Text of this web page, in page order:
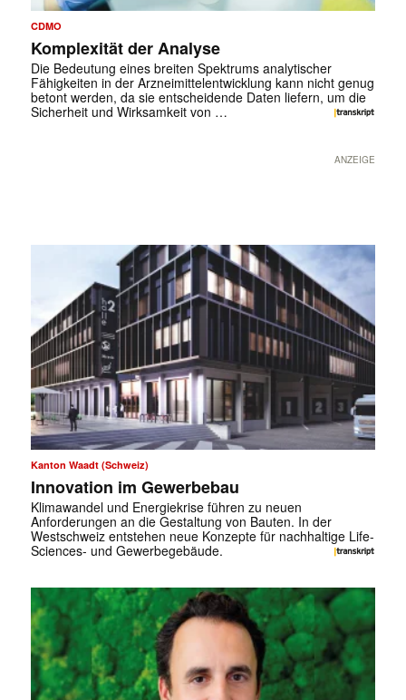
CDMO
Komplexität der Analyse
Die Bedeutung eines breiten Spektrums analytischer
Fähigkeiten in der Arzneimittelentwicklung kann nicht genug
betont werden, da sie entscheidende Daten liefern, um die
Sicherheit und Wirksamkeit von …
ANZEIGE
Kanton Waadt (Schweiz)
Innovation im Gewerbebau
Klimawandel und Energiekrise führen zu neuen
Anforderungen an die Gestaltung von Bauten. In der
Westschweiz entstehen neue Konzepte für nachhaltige Life-
Sciences- und Gewerbegebäude.